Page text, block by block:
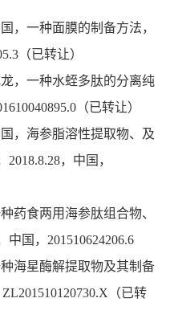
，一种面膜的制备方法，
（已转让）
，一种水蛭多肽的分离纯
（已转让）
，海参脂溶性提取物、及
2018.8.28，中国，
药食两用海参肽组合物、
中国， 201510624206.6
海星酶解提取物及其制备
ZL201510120730.X （已转